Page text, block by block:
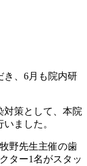
き、6月も院内研
対策として、本院
ました。
野先生主催の歯
ター1名がスタッ